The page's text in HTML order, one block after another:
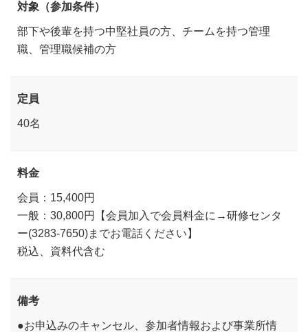
対象（参加条件）
部下や後輩を持つ中堅社員の方、チームを持つ管理
職、管理職候補の方
定員
40名
料金
会員：15,400円
一般：30,800円【会員加入で会員料金に→研修センタ
ー(3283-7650)までお電話ください】
税込、資料代含む
備考
●お申込みのキャンセル、参加者情報および事業所情